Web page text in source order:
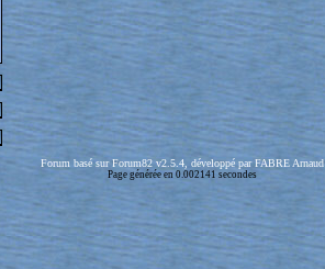
Forum basé sur Forum82 v2.5.4, développé par FABRE Arnaud
Page générée en 0.002141 secondes